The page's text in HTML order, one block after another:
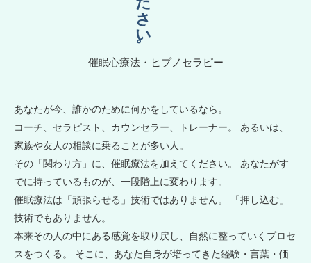
催眠心療法・ヒプノセラピー
あなたが今、誰かのために何かをしているなら。
コーチ、セラピスト、カウンセラー、トレーナー。 あるいは、
家族や友人の相談に乗ることが多い人。
その「関わり方」に、催眠療法を加えてください。 あなたがす
でに持っているものが、一段階上に変わります。
催眠療法は「頑張らせる」技術ではありません。 「押し込む」
技術でもありません。
本来その人の中にある感覚を取り戻し、自然に整っていくプロセ
スをつくる。 そこに、あなた自身が培ってきた経験・言葉・価